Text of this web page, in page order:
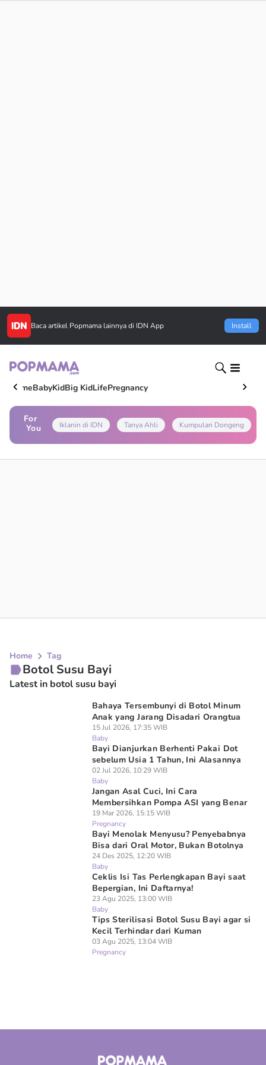
Baca artikel Popmama lainnya di IDN App Install
HomeBabyKidBig KidLifePregnancy
For
You
Iklanin di IDN Tanya Ahli Kumpulan Dongeng
Home Tag
Botol Susu Bayi
Latest in botol susu bayi
Bahaya Tersembunyi di Botol Minum
Anak yang Jarang Disadari Orangtua
15 Jul 2026, 17:35 WIB
Baby
Bayi Dianjurkan Berhenti Pakai Dot
sebelum Usia 1 Tahun, Ini Alasannya
02 Jul 2026, 10:29 WIB
Baby
Jangan Asal Cuci, Ini Cara
Membersihkan Pompa ASI yang Benar
19 Mar 2026, 15:15 WIB
Pregnancy
Bayi Menolak Menyusu? Penyebabnya
Bisa dari Oral Motor, Bukan Botolnya
24 Des 2025, 12:20 WIB
Baby
Ceklis Isi Tas Perlengkapan Bayi saat
Bepergian, Ini Daftarnya!
23 Agu 2025, 13:00 WIB
Baby
Tips Sterilisasi Botol Susu Bayi agar si
Kecil Terhindar dari Kuman
03 Agu 2025, 13:04 WIB
Pregnancy